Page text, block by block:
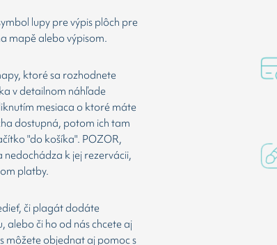
lupy pre výpis plôch pre
mapě alebo výpisom.
ktoré sa rozhodnete
v detailnom náhľade
mesiaca o ktoré máte
dostupná, potom ich tam
"do košíka". POZOR,
k jej rezervácii,
platby.
či plagát dodáte
alebo či ho od nás chcete aj
môžete objednat aj pomoc s